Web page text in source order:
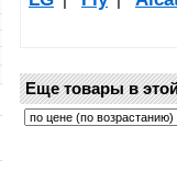
Еще товары в